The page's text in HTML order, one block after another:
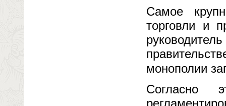
Самое
торговли и
монополии
Согласно